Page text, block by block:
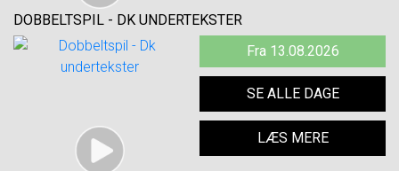
DOBBELTSPIL - DK UNDERTEKSTER
Fra 13.08.2026
SE ALLE DAGE
LÆS MERE